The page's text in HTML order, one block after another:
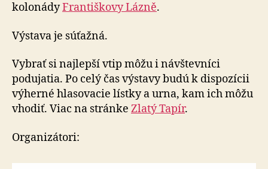
kolonádyFrantiškovy Lázně.
Výstava je súťažná.
Vybrať si najlepší vtip môžu i návštevníci
podujatia. Po celý čas výstavy budú k dispozícii
výherné hlasovacie lístky a urna, kam ich môžu
vhodiť. Viac na stránke Zlatý Tapír.
Organizátori: